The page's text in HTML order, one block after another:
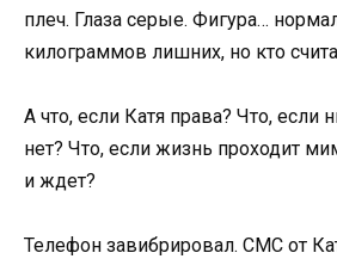
плеч. Глаза серые. Фигура…
килограммов лишних, но кто
А что, если Катя права? Что, если
нет? Что, если жизнь проходит
и ждет?
Телефон завибрировал. СМС от